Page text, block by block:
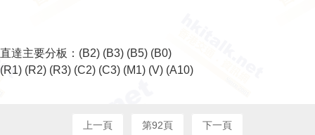
直達主要分板： (B2) (B3) (B5) (B0)
(R1) (R2) (R3) (C2) (C3) (M1) (V) (A10)
上一頁 第92頁 下一頁